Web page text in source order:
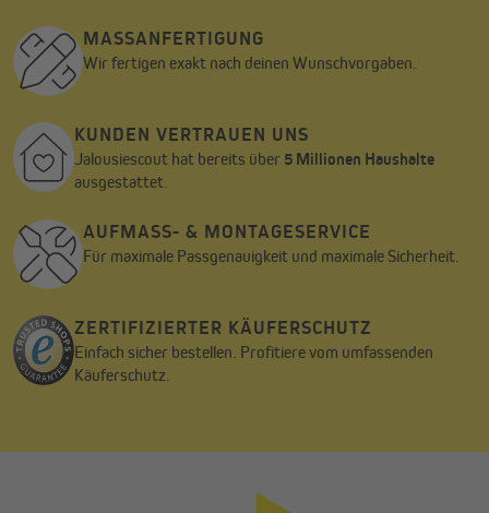
MASSANFERTIGUNG
Wir fertigen exakt nach deinen Wunschvorgaben.
KUNDEN VERTRAUEN UNS
Jalousiescout hat bereits über 5 Millionen Haushalte
ausgestattet.
AUFMASS- & MONTAGESERVICE
Für maximale Passgenauigkeit und maximale Sicherheit.
ZERTIFIZIERTER KÄUFERSCHUTZ
Einfach sicher bestellen. Profitiere vom umfassenden
Käuferschutz.